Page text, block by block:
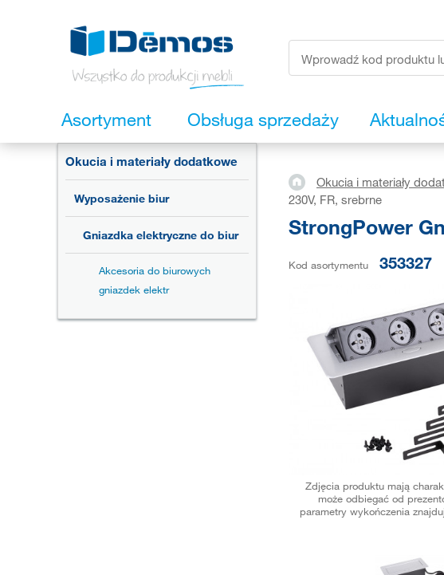
Asortyment Obsługa sprzedaży
Okucia i materiały dodatkowe
Wyposażenie biur
Gniazdka elektryczne do biur
Akcesoria do biurowych
gniazdek elektr
Okucia i materiały
230V, FR, srebrne
StrongPower
Kod asortymentu 353327
Zdjęcia produktu mają
może odbiegać od
parametry wykończenia